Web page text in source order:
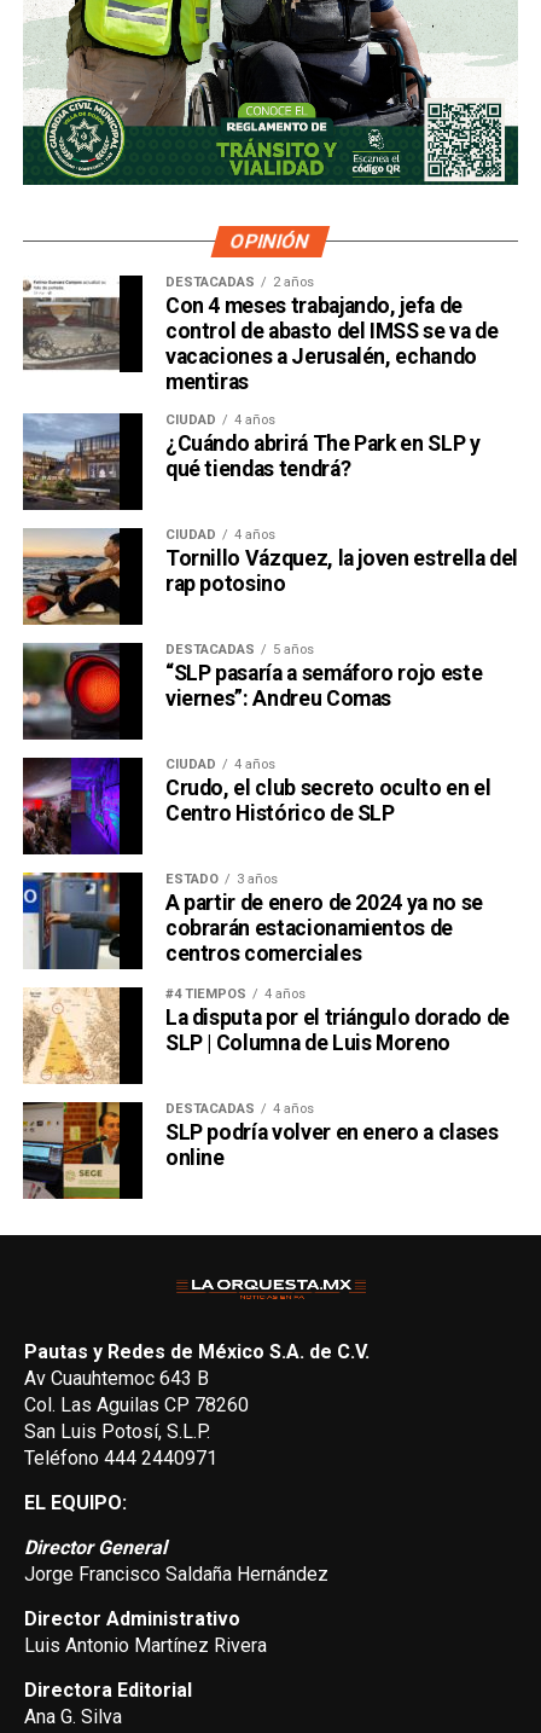
OPINIÓN
DESTACADAS 2 años
Con 4 meses trabajando, jefa de
control de abasto del IMSS se va de
vacaciones a Jerusalén, echando
mentiras
CIUDAD 4 años
¿Cuándo abrirá The Park en SLP y
qué tiendas tendrá?
CIUDAD 4 años
Tornillo Vázquez, la joven estrella del
rap potosino
DESTACADAS 5 años
“SLP pasaría a semáforo rojo este
viernes”: Andreu Comas
CIUDAD 4 años
Crudo, el club secreto oculto en el
Centro Histórico de SLP
ESTADO 3 años
A partir de enero de 2024 ya no se
cobrarán estacionamientos de
centros comerciales
#4 TIEMPOS 4 años
La disputa por el triángulo dorado de
SLP | Columna de Luis Moreno
DESTACADAS 4 años
SLP podría volver en enero a clases
online
Pautas y Redes de México S.A. de C.V.
Av Cuauhtemoc 643 B
Col. Las Aguilas CP 78260
San Luis Potosí, S.L.P.
Teléfono 444 2440971
EL EQUIPO:
Director General
Jorge Francisco Saldaña Hernández
Director Administrativo
Luis Antonio Martínez Rivera
Directora Editorial
Ana G. Silva